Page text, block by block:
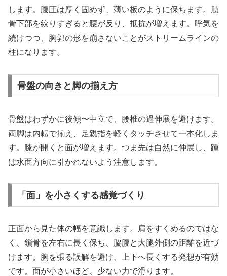
します。腹圧は厚く固めず、薄い板のように保ちます。肋
骨下部を絞りすぎると腰が反り、抵抗が増えます。呼気を
続けつつ、胸郭の形を崩さないことがストリームラインの
柱になります。
骨盤の向きと脚の揃え方
骨盤はわずかに後傾〜中立で、腰椎の過伸展を避けます。
両脚は内転で揃え、足親指を軽くタッチさせて一本化しま
す。膝が開くと面が増えます。つま先は自然に伸展し、踵
は水面方向に引かれないよう注意します。
「面」を小さくする感覚づくり
正面から見た体の幅を意識します。肩をすくめるのではな
く、鎖骨を左右に長く保ち、脇腹と大腿外側の距離を近づ
けます。胸を張る誤解を避け、上下へ長くする発想が有効
です。面が小さいほど、少ない力で滑ります。